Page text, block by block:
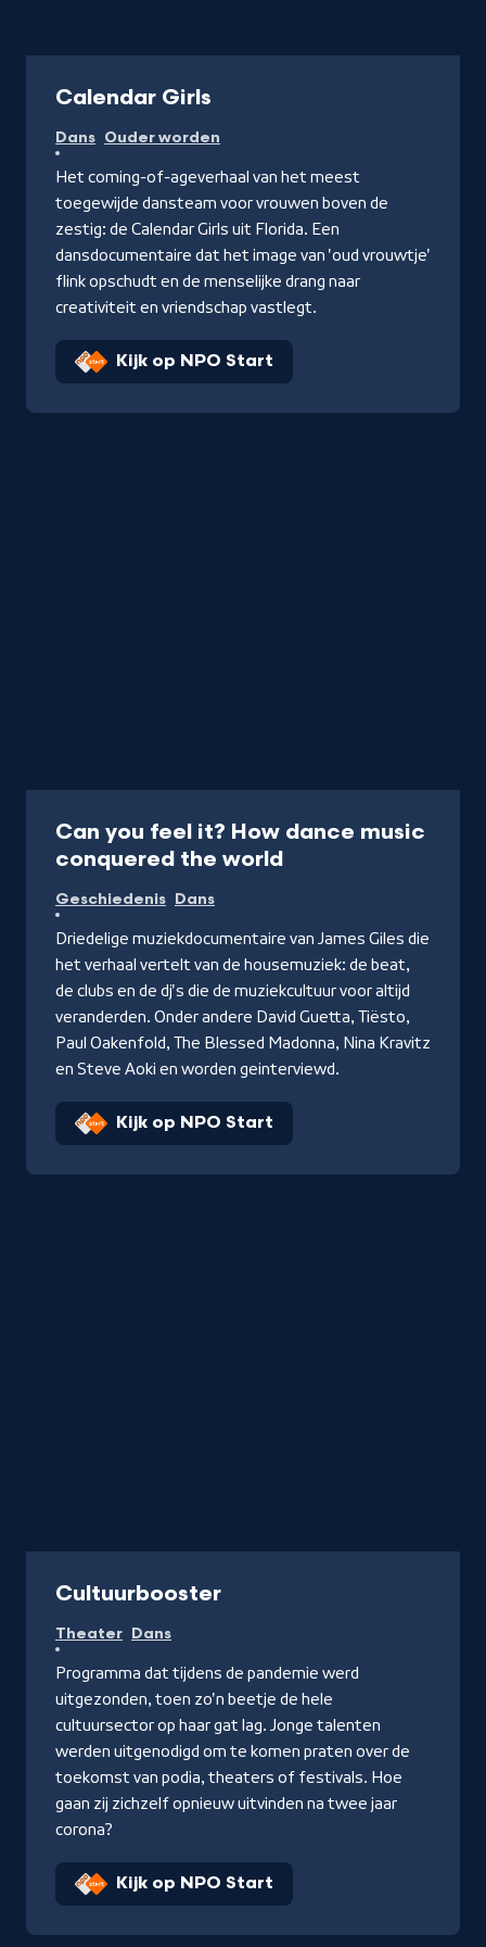
Calendar Girls
Dans Ouder worden
Het coming-of-ageverhaal van het meest
toegewijde dansteam voor vrouwen boven de
zestig: de Calendar Girls uit Florida. Een
dansdocumentaire dat het image van 'oud vrouwtje'
flink opschudt en de menselijke drang naar
creativiteit en vriendschap vastlegt.
Kijk op NPO Start
Can you feel it? How dance music
conquered the world
Geschiedenis Dans
Driedelige muziekdocumentaire van James Giles die
het verhaal vertelt van de housemuziek: de beat,
de clubs en de dj's die de muziekcultuur voor altijd
veranderden. Onder andere David Guetta, Tiësto,
Paul Oakenfold, The Blessed Madonna, Nina Kravitz
en Steve Aoki en worden geinterviewd.
Kijk op NPO Start
Cultuurbooster
Theater Dans
Programma dat tijdens de pandemie werd
uitgezonden, toen zo'n beetje de hele
cultuursector op haar gat lag. Jonge talenten
werden uitgenodigd om te komen praten over de
toekomst van podia, theaters of festivals. Hoe
gaan zij zichzelf opnieuw uitvinden na twee jaar
corona?
Kijk op NPO Start